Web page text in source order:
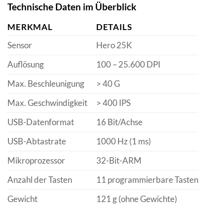
Technische Daten im Überblick
MERKMAL
DETAILS
Sensor
Hero 25K
Auflösung
100 – 25.600 DPI
Max. Beschleunigung
> 40 G
Max. Geschwindigkeit
> 400 IPS
USB-Datenformat
16 Bit/Achse
USB-Abtastrate
1000 Hz (1 ms)
Mikroprozessor
32-Bit-ARM
Anzahl der Tasten
11 programmierbare Tasten
Gewicht
121 g (ohne Gewichte)